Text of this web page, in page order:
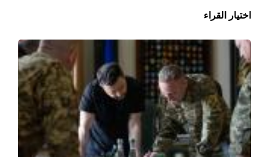
اختيار القراء